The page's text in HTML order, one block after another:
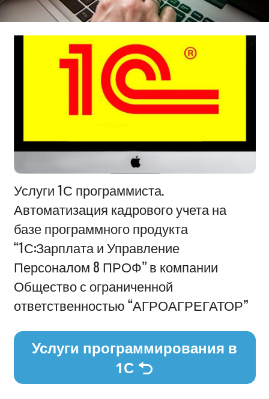
Информация
Услуги 1С программиста.
Автоматизация кадрового учета на
базе программного продукта
“1С:Зарплата и Управление
Персоналом 8 ПРОФ” в компании
Общество с ограниченной
ответственностью “АГРОАГРЕГАТОР”
Услуги программирования в
1С